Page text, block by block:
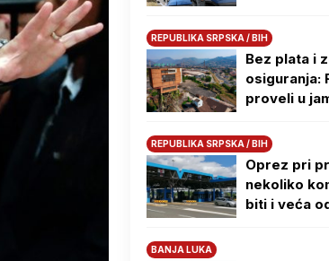
REPUBLIKA SRPSKA / BIH
Bez plata i
osiguranja:
proveli u
REPUBLIKA SRPSKA / BIH
Oprez pri
nekoliko
biti i veća
BANJA LUKA